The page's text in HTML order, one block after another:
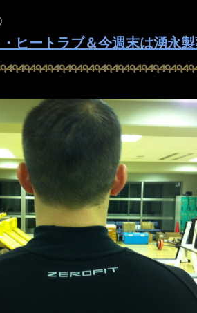
ヒートラブ＆今週末は湧永